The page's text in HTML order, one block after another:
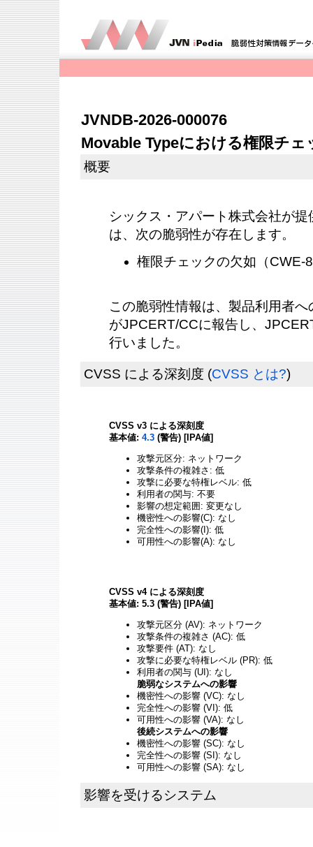
JVNDB-2026-000076
Movable Typeにおける権限チェ
概要
シックス・アパート株式会社が
は、次の脆弱性が存在します。
権限チェックの欠如（CWE-
この脆弱性情報は、製品利用者
がJPCERT/CCに報告し、
行いました。
CVSS による深刻度 (CVSS とは?)
CVSS v3 による深刻度
基本値: 4.3 (警告) [IPA値]
攻撃元区分: ネットワーク
攻撃条件の複雑さ: 低
攻撃に必要な特権レベル: 低
利用者の関与: 不要
影響の想定範囲: 変更なし
機密性への影響(C): なし
完全性への影響(I): 低
可用性への影響(A): なし
CVSS v4 による深刻度
基本値: 5.3 (警告) [IPA値]
攻撃元区分 (AV): ネットワーク
攻撃条件の複雑さ (AC): 低
攻撃要件 (AT): なし
攻撃に必要な特権レベル (PR): 低
利用者の関与 (UI): なし
脆弱なシステムへの影響
機密性への影響 (VC): なし
完全性への影響 (VI): 低
可用性への影響 (VA): なし
後続システムへの影響
機密性への影響 (SC): なし
完全性への影響 (SI): なし
可用性への影響 (SA): なし
影響を受けるシステム